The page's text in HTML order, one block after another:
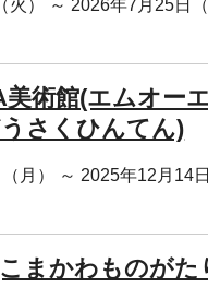
火） ～ 2026年7月25日（
美術館(エムオー
さくひんてん)
月） ～ 2025年12月14日
まかわものがた